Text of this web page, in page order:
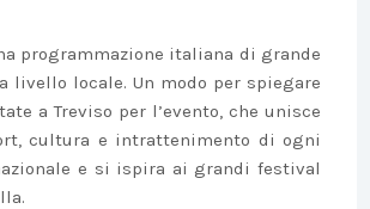
programmazione italiana di grande
livello locale. Un modo per spiegare
a Treviso per l’evento, che unisce
cultura e intrattenimento di ogni
e si ispira ai grandi festival